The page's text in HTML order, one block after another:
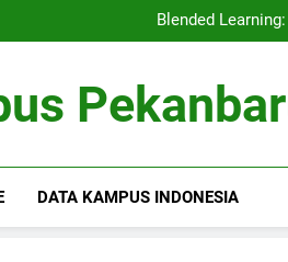
Blended
Sentra Profesi serta
Blended
Sentra Profesi serta
DATA KAMPUS INDONESIA